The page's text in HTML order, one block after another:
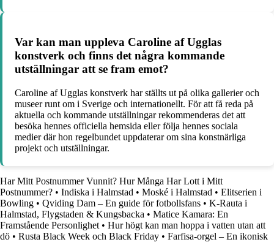
Var kan man uppleva Caroline af Ugglas
konstverk och finns det några kommande
utställningar att se fram emot?
Caroline af Ugglas konstverk har ställts ut på olika gallerier och
museer runt om i Sverige och internationellt. För att få reda på
aktuella och kommande utställningar rekommenderas det att
besöka hennes officiella hemsida eller följa hennes sociala
medier där hon regelbundet uppdaterar om sina konstnärliga
projekt och utställningar.
Har Mitt Postnummer Vunnit? Hur Många Har Lott i Mitt
Postnummer? • Indiska i Halmstad • Moské i Halmstad • Elitserien i
Bowling • Qviding Dam – En guide för fotbollsfans • K-Rauta i
Halmstad, Flygstaden & Kungsbacka • Matice Kamara: En
Framstående Personlighet • Hur högt kan man hoppa i vatten utan att
dö • Rusta Black Week och Black Friday • Farfisa-orgel – En ikonisk